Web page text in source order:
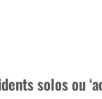
solos ou